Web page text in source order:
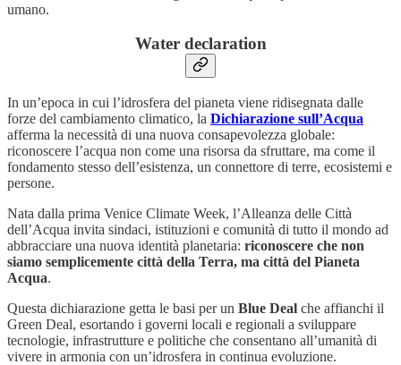
umano.
Water declaration
In un’epoca in cui l’idrosfera del pianeta viene ridisegnata dalle
forze del cambiamento climatico, la Dichiarazione sull’Acqua
afferma la necessità di una nuova consapevolezza globale:
riconoscere l’acqua non come una risorsa da sfruttare, ma come il
fondamento stesso dell’esistenza, un connettore di terre, ecosistemi e
persone.
Nata dalla prima Venice Climate Week, l’Alleanza delle Città
dell’Acqua invita sindaci, istituzioni e comunità di tutto il mondo ad
abbracciare una nuova identità planetaria: riconoscere che non
siamo semplicemente città della Terra, ma città del Pianeta
Acqua.
Questa dichiarazione getta le basi per un Blue Deal che affianchi il
Green Deal, esortando i governi locali e regionali a sviluppare
tecnologie, infrastrutture e politiche che consentano all’umanità di
vivere in armonia con un’idrosfera in continua evoluzione.